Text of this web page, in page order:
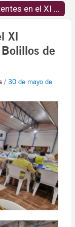
en el XI ...
XI
de
/30 de mayo de